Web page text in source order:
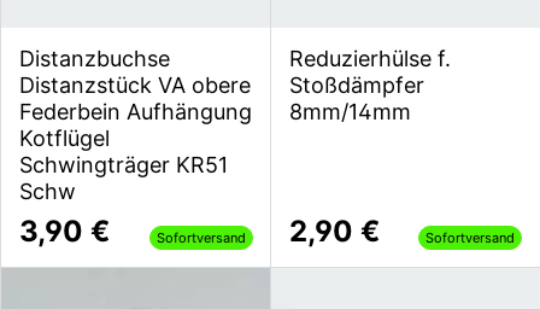
Distanzbuchse
Distanzstück VA obere
Federbein Aufhängung
Kotflügel
Schwingträger KR51
Schw
3,90 € Sofortversand
Reduzierhülse f.
Stoßdämpfer
8mm/14mm
2,90 € Sofortversand